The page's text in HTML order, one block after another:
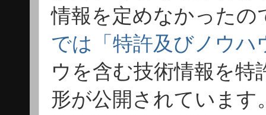
情報を定めなかった
では「特許及びノウハ
ウを含む技術情報を特
形が公開されています